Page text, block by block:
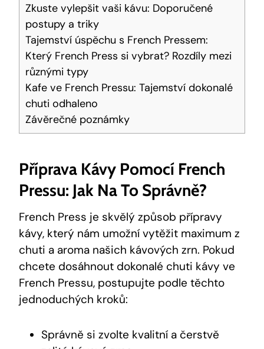
Zkuste vylepšit vaši kávu: Doporučené
postupy a triky
Tajemství úspěchu s French Pressem:
Který French Press si vybrat? Rozdíly mezi
různými typy
Kafe ve French Pressu: Tajemství dokonalé
chuti odhaleno
Závěrečné poznámky
Příprava Kávy Pomocí French
Pressu: Jak Na To Správně?
French Press je skvělý způsob přípravy
kávy, který nám umožní vytěžit maximum z
chuti a aroma našich kávových zrn. Pokud
chcete dosáhnout dokonalé chuti kávy ve
French Pressu, postupujte podle těchto
jednoduchých kroků:
Správně si zvolte kvalitní a čerstvě